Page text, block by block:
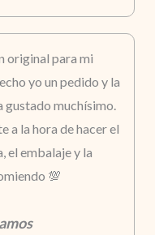
original para mi
yo un pedido y la
gustado muchísimo.
a la hora de hacer el
el embalaje y la
💯